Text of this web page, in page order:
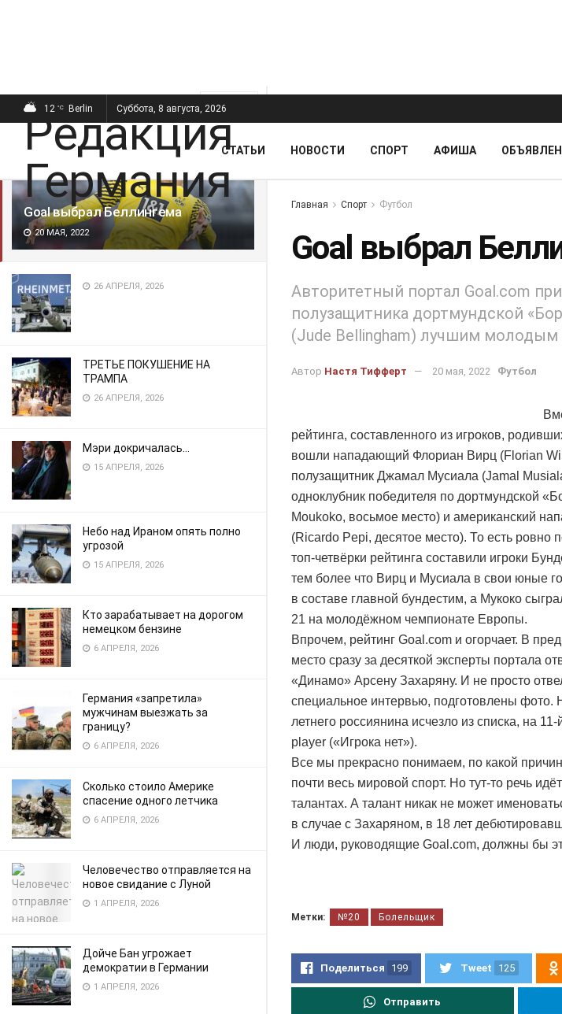
ПОСЛЕДНИЕ
Goal выбрал Беллингема
20 МАЯ, 2022
26 АПРЕЛЯ, 2026
ТРЕТЬЕ ПОКУШЕНИЕ НА
ТРАМПА
26 АПРЕЛЯ, 2026
Мэри докричалась…
15 АПРЕЛЯ, 2026
Небо над Ираном опять полно
угрозой
15 АПРЕЛЯ, 2026
Кто зарабатывает на дорогом
немецком бензине
6 АПРЕЛЯ, 2026
Германия «запретила»
мужчинам выезжать за
границу?
6 АПРЕЛЯ, 2026
Сколько стоило Америке
спасение одного летчика
6 АПРЕЛЯ, 2026
Человечество отправляется на
новое свидание с Луной
1 АПРЕЛЯ, 2026
Дойче Бан угрожает
демократии в Германии
1 АПРЕЛЯ, 2026
12 °C Berlin Суббота, 8 августа, 2026
СТАТЬИ НОВОСТИ СПОРТ АФИША
Главная Спорт Футбол
Goal выбрал
Авторитетный портал Goal.com
полузащитника дортмундской
(Jude Bellingham) лучшим
Автор Настя Тифферт 20 мая, 2022 Футбол
рейтинга, составленного из игроков,
вошли нападающий Флориан Вирц (Florian
полузащитник Джамал Мусиала (Jamal
одноклубник победителя по дортмундской
Moukoko, восьмое место) и американский
(Ricardo Pepi, десятое место). То есть ровно
топ-четвёрки рейтинга составили игроки
тем более что Вирц и Мусиала в свои юные
в составе главной бундестим, а Мукоко
21 на молодёжном чемпионате Европы.
Впрочем, рейтинг Goal.com и огорчает. В
место сразу за десяткой эксперты портала
«Динамо» Арсену Захаряну. И не просто
специальное интервью, подготовлены
летнего россиянина исчезло из списка, на
player («Игрока нет»).
Все мы прекрасно понимаем, по какой
почти весь мировой спорт. Но тут-то речь
талантах. А талант никак не может
в случае с Захаряном, в 18 лет
И люди, руководящие Goal.com, должны бы
Метки: №20 Болельщик
Поделиться 199 Tweet 125
Отправить